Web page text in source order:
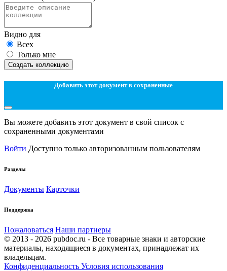
Видно для
Всех
Только мне
Создать коллекцию
Добавить этот документ в сохраненные
Вы можете добавить этот документ в свой список с
сохраненными документами
Войти Доступно только авторизованным пользователям
Разделы
Документы Карточки
Поддержка
Пожаловаться Наши партнеры
© 2013 - 2026 pubdoc.ru - Все товарные знаки и авторские
материалы, находящиеся в документах, принадлежат их
владельцам.
Конфиденциальность Условия использования